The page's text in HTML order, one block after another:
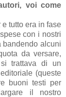
voi come
e tutto era in fase
con i nostri
bandendo alcuni
da versare,
trattava di un
(queste
buoni testi per
il nostro